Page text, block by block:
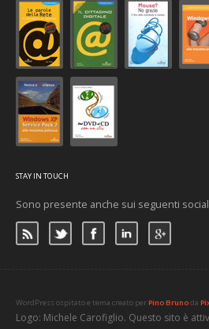
STAY IN TOUCH
Sono presente anche sui seguenti
WordPress ospitato e tema creato perPino Brunoda
Logo: Michele Carofiglio. Questo sito è